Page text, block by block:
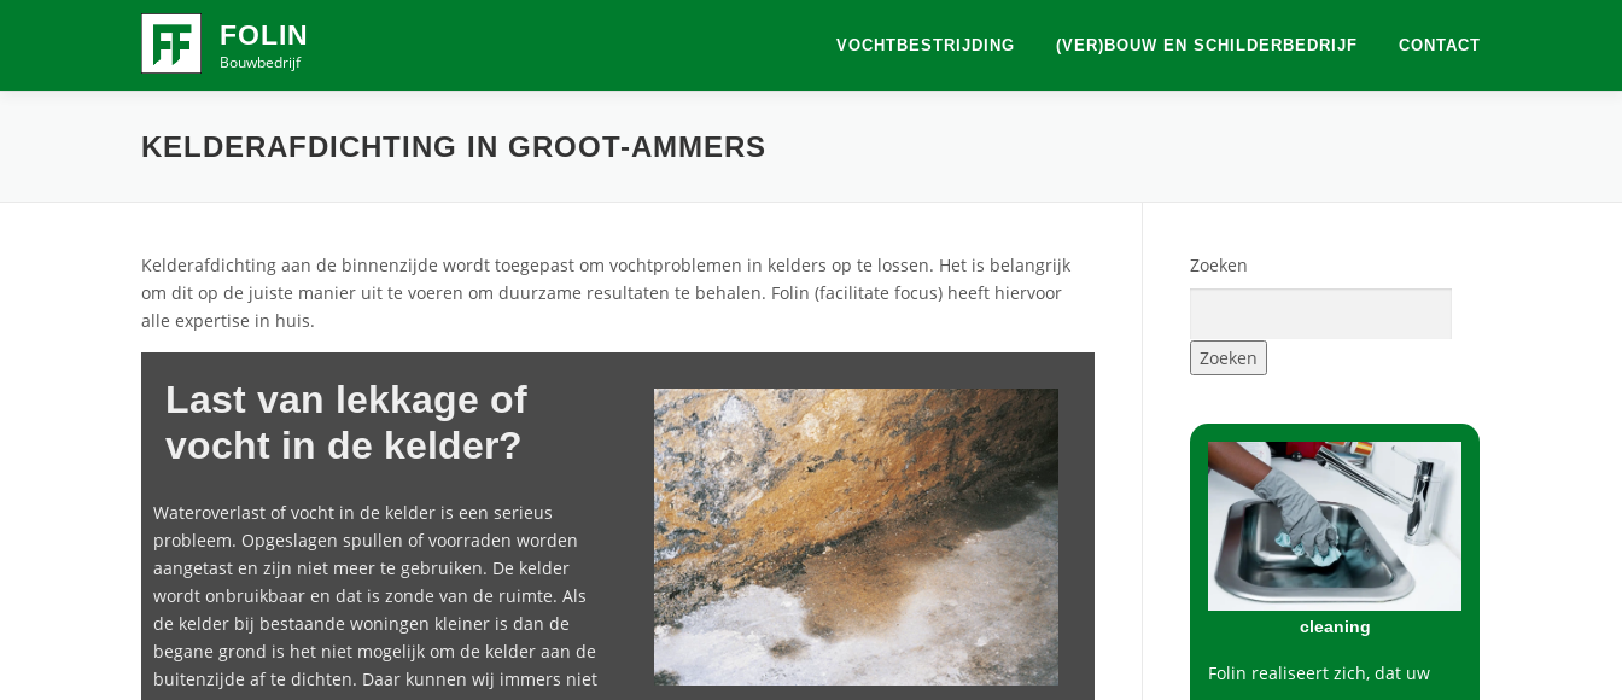
inhoud
FOLIN
Bouwbedrijf
VOCHTBESTRIJDING (VER)BOUW EN SCHILDERBEDRIJF CONTACT
KELDERAFDICHTING IN GROOT-AMMERS
Kelderafdichting aan de binnenzijde wordt toegepast om vochtproblemen in kelders op te lossen. Het is belangrijk
om dit op de juiste manier uit te voeren om duurzame resultaten te behalen. Folin (facilitate focus) heeft hiervoor
alle expertise in huis.
Last van lekkage of
vocht in de kelder?
Wateroverlast of vocht in de kelder is een serieus
probleem. Opgeslagen spullen of voorraden worden
aangetast en zijn niet meer te gebruiken. De kelder
wordt onbruikbaar en dat is zonde van de ruimte. Als
de kelder bij bestaande woningen kleiner is dan de
begane grond is het niet mogelijk om de kelder aan de
buitenzijde af te dichten. Daar kunnen wij immers niet
Zoeken
Zoeken
cleaning
Folin realiseert zich, dat uw